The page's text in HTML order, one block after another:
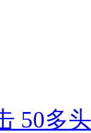
50多